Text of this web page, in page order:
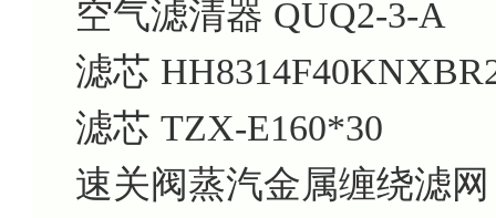
空气滤清器 QUQ2-3-A
滤芯
滤芯 TZX-E160*30
速关阀蒸汽金属缠绕滤网